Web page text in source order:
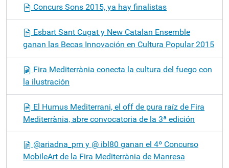
Concurs Sons 2015, ya hay finalistas
Esbart Sant Cugat y New Catalan Ensemble
ganan las Becas Innovación en Cultura Popular 2015
Fira Mediterrània conecta la cultura del fuego con
la ilustración
El Humus Mediterrani, el off de pura raíz de Fira
Mediterrània, abre convocatoria de la 3ª edición
@ariadna_pm y @ ibl80 ganan el 4º Concurso
MobileArt de la Fira Mediterrània de Manresa